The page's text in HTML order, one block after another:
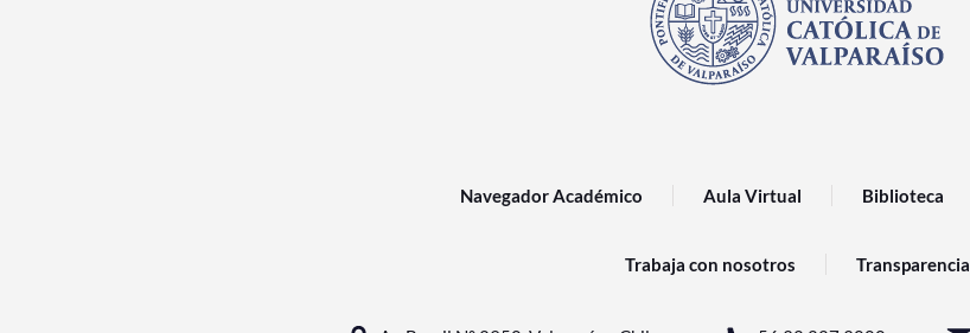
Navegador Académico Aula Virtual Biblioteca
Trabaja con nosotros Transparencia